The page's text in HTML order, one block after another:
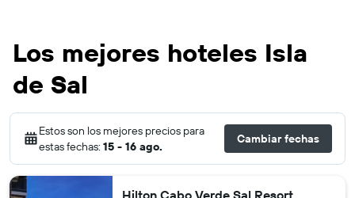
Los mejores hoteles Isla
de Sal
Estos son los mejores precios para
estas fechas: 15 - 16 ago.
Cambiar fechas
Hilton Cabo Verde Sal Resort